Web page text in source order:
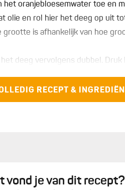
het oranjebloesemwater toe en
olie en rol hier het deeg op uit
is afhankelijk van hoe
deeg vervolgens dubbel. Druk
aan de zijkant overblijft.
je deeg als de vulling op zijn.
RECEPT &
vond je van dit recept?